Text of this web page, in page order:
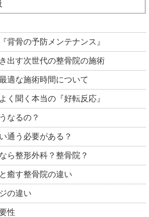
背骨の予防メンテナンス』
出す次世代の整骨院の施術
適な施術時間について
く聞く本当の『好転反応』
なるの？
通う必要がある？
ら整形外科？整骨院？
癒す整骨院の違い
の違い
性